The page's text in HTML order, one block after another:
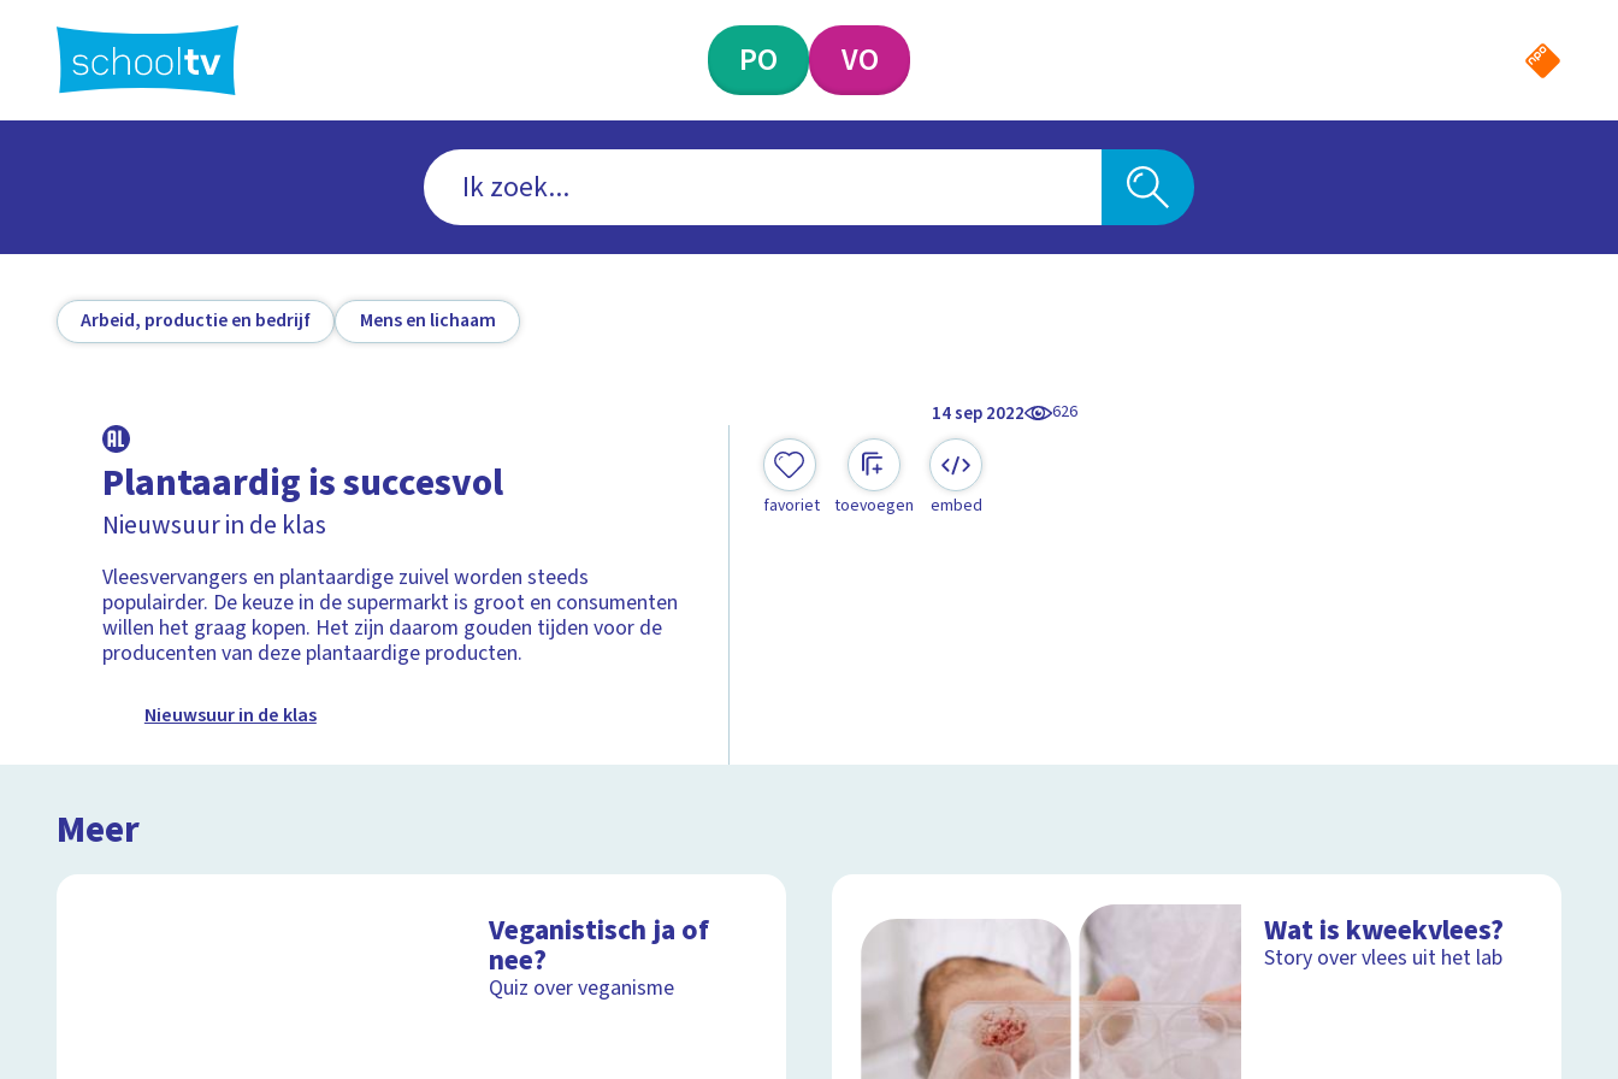
hoofdinhoud
PO VO
Arbeid, productie en bedrijf Mens en lichaam
14 sep 2022 626
Plantaardig is succesvol
Nieuwsuur in de klas
Vleesvervangers en plantaardige zuivel worden steeds
populairder. De keuze in de supermarkt is groot en consumenten
willen het graag kopen. Het zijn daarom gouden tijden voor de
producenten van deze plantaardige producten.
Nieuwsuur in de klas
favoriet toevoegen embed
Meer
Veganistisch ja of
nee?
Quiz over veganisme
Wat is kweekvlees?
Story over vlees uit het lab